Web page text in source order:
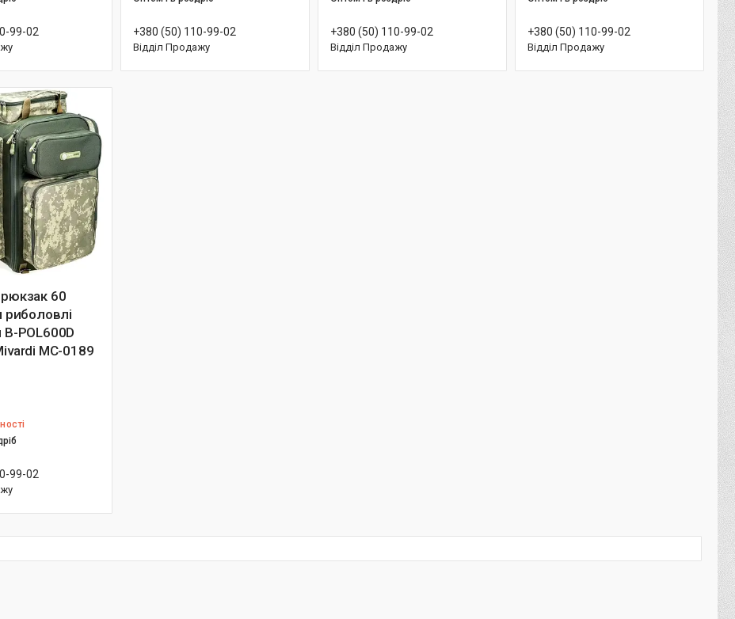
99-02 +380 (50) 110-99-02
Відділ Продажу
+380 (50) 110-99-02
Відділ Продажу
+380 (50) 110-99-02
Відділ Продажу
60
риболовлі
B-POL600D
MC-0189
99-02